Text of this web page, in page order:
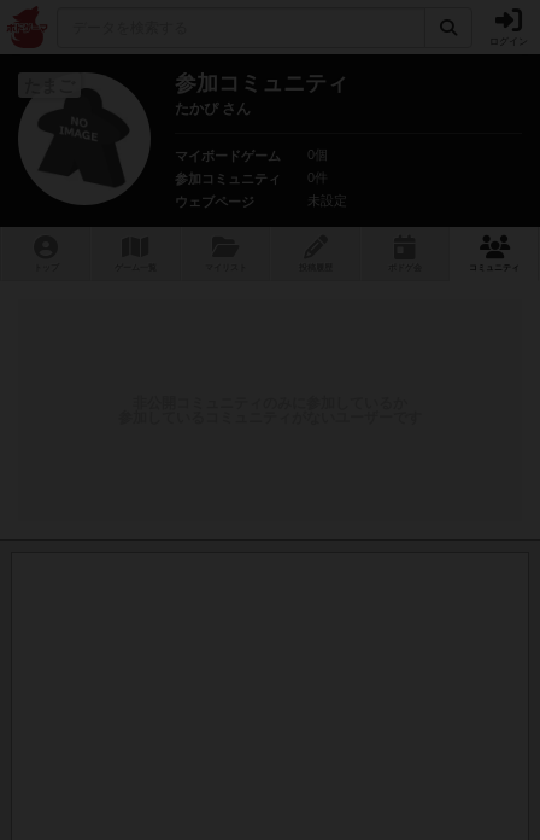
参加コミュニティ
たかぴ さん
マイボードゲーム
0個
参加コミュニティ
0件
ウェブページ
未設定
コミュニティ